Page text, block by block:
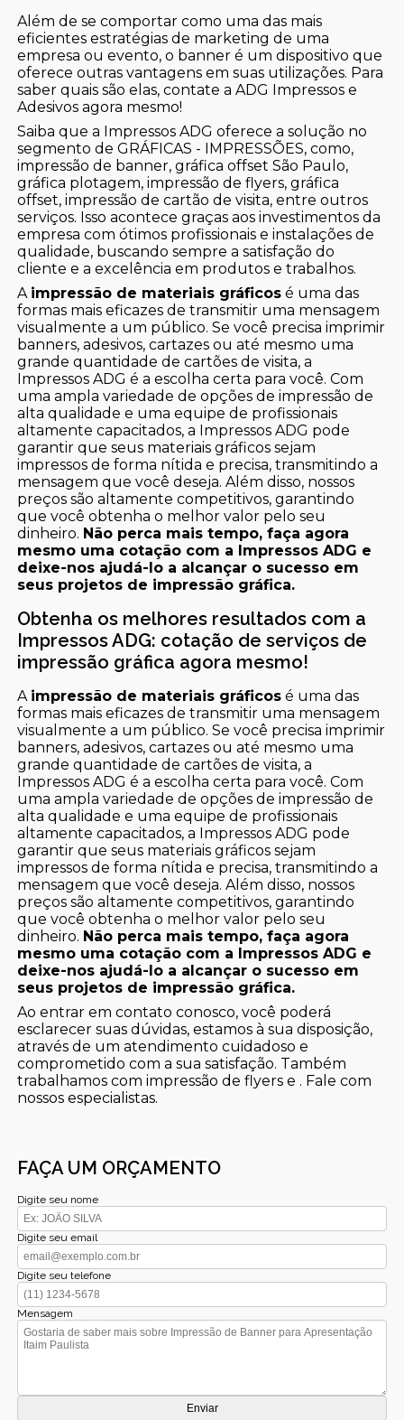
Além de se comportar como uma das mais
eficientes estratégias de marketing de uma
empresa ou evento, o banner é um dispositivo que
oferece outras vantagens em suas utilizações. Para
saber quais são elas, contate a ADG Impressos e
Adesivos agora mesmo!
Saiba que a Impressos ADG oferece a solução no
segmento de GRÁFICAS - IMPRESSÕES, como,
impressão de banner, gráfica offset São Paulo,
gráfica plotagem, impressão de flyers, gráfica
offset, impressão de cartão de visita, entre outros
serviços. Isso acontece graças aos investimentos da
empresa com ótimos profissionais e instalações de
qualidade, buscando sempre a satisfação do
cliente e a excelência em produtos e trabalhos.
A impressão de materiais gráficos é uma das
formas mais eficazes de transmitir uma mensagem
visualmente a um público. Se você precisa imprimir
banners, adesivos, cartazes ou até mesmo uma
grande quantidade de cartões de visita, a
Impressos ADG é a escolha certa para você. Com
uma ampla variedade de opções de impressão de
alta qualidade e uma equipe de profissionais
altamente capacitados, a Impressos ADG pode
garantir que seus materiais gráficos sejam
impressos de forma nítida e precisa, transmitindo a
mensagem que você deseja. Além disso, nossos
preços são altamente competitivos, garantindo
que você obtenha o melhor valor pelo seu
dinheiro. Não perca mais tempo, faça agora
mesmo uma cotação com a Impressos ADG e
deixe-nos ajudá-lo a alcançar o sucesso em
seus projetos de impressão gráfica.
Obtenha os melhores resultados com a
Impressos ADG: cotação de serviços de
impressão gráfica agora mesmo!
A impressão de materiais gráficos é uma das
formas mais eficazes de transmitir uma mensagem
visualmente a um público. Se você precisa imprimir
banners, adesivos, cartazes ou até mesmo uma
grande quantidade de cartões de visita, a
Impressos ADG é a escolha certa para você. Com
uma ampla variedade de opções de impressão de
alta qualidade e uma equipe de profissionais
altamente capacitados, a Impressos ADG pode
garantir que seus materiais gráficos sejam
impressos de forma nítida e precisa, transmitindo a
mensagem que você deseja. Além disso, nossos
preços são altamente competitivos, garantindo
que você obtenha o melhor valor pelo seu
dinheiro. Não perca mais tempo, faça agora
mesmo uma cotação com a Impressos ADG e
deixe-nos ajudá-lo a alcançar o sucesso em
seus projetos de impressão gráfica.
Ao entrar em contato conosco, você poderá
esclarecer suas dúvidas, estamos à sua disposição,
através de um atendimento cuidadoso e
comprometido com a sua satisfação. Também
trabalhamos com impressão de flyers e . Fale com
nossos especialistas.
FAÇA UM ORÇAMENTO
Digite seu nome
Digite seu email
Digite seu telefone
Mensagem